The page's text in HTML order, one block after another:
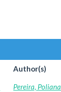
Author(s)
Pereira, Poliana